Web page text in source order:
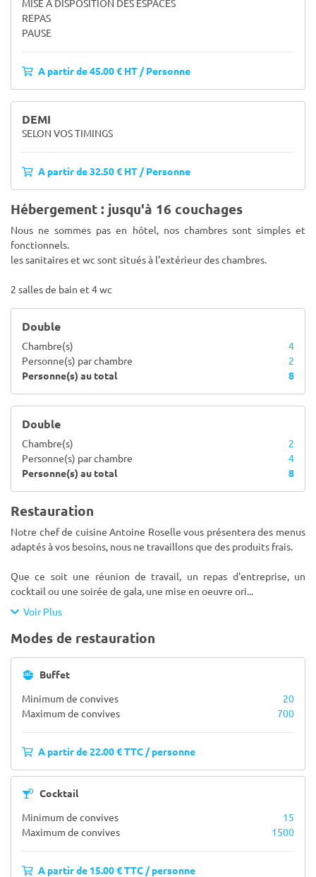
MISE A DISPOSITION DES ESPACES
REPAS
PAUSE
A partir de 45.00 € HT / Personne
DEMI
SELON VOS TIMINGS
A partir de 32.50 € HT / Personne
Hébergement : jusqu'à 16 couchages
Nous ne sommes pas en hôtel, nos chambres sont simples et
fonctionnels.
les sanitaires et wc sont situés à l'extérieur des chambres.
2 salles de bain et 4 wc
Double
Chambre(s)
4
Personne(s) par chambre
2
Personne(s) au total
8
Double
Chambre(s)
2
Personne(s) par chambre
4
Personne(s) au total
8
Restauration
Notre chef de cuisine Antoine Roselle vous présentera des menus
adaptés à vos besoins, nous ne travaillons que des produits frais.
Que ce soit une réunion de travail, un repas d'entreprise, un
cocktail ou une soirée de gala, une mise en oeuvre ori...
Voir Plus
Modes de restauration
Buffet
Minimum de convives
20
Maximum de convives
700
A partir de 22.00 € TTC / personne
Cocktail
Minimum de convives
15
Maximum de convives
1500
A partir de 15.00 € TTC / personne